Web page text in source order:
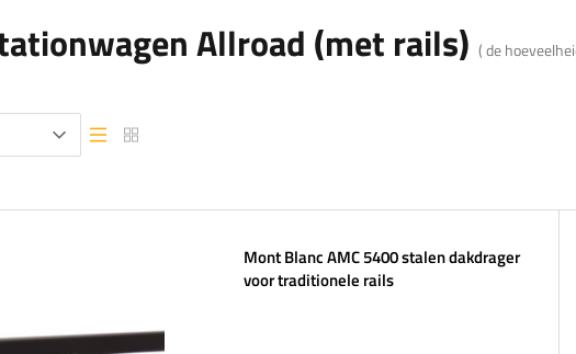
Allroad (met rails) ( de
Lijstweergave
Lijstweergave
Mont Blanc AMC 5400 stalen dakdrager
voor traditionele rails